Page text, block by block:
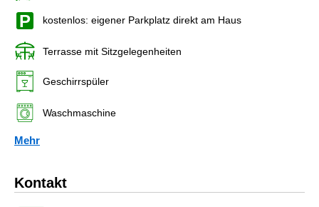
kostenlos: eigener Parkplatz direkt am Haus
Terrasse mit Sitzgelegenheiten
Geschirrspüler
Waschmaschine
Mehr
Kontakt